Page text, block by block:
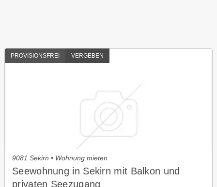
PROVISIONSFREI VERGEBEN
9081 Sekirn • Wohnung mieten
Seewohnung in Sekirn mit Balkon und
privaten Seezugang